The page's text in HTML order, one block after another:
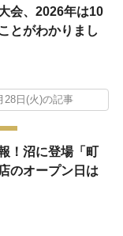
会、2026年は10
とがわかりまし
28日(火)の記事
！沼に登場「町
のオープン日は